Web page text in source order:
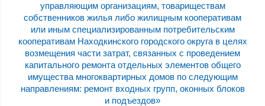
управляющим организациям, товариществам
собственников жилья либо жилищным кооперативам
или иным специализированным потребительским
кооперативам Находкинского городского округа в целях
возмещения части затрат, связанных с проведением
капитального ремонта отдельных элементов общего
имущества многоквартирных домов по следующим
направлениям: ремонт входных групп, оконных блоков
и подъездов»